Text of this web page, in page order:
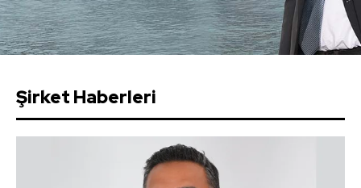
Şirket Haberleri